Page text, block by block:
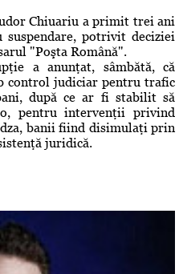
Chiuariu a primit trei ani
potrivit deciziei
"Poşta Română".
a anunţat, sâmbătă, că
control judiciar pentru trafic
după ce ar fi stabilit să
pentru intervenţii privind
banii fiind disimulaţi prin
juridică.